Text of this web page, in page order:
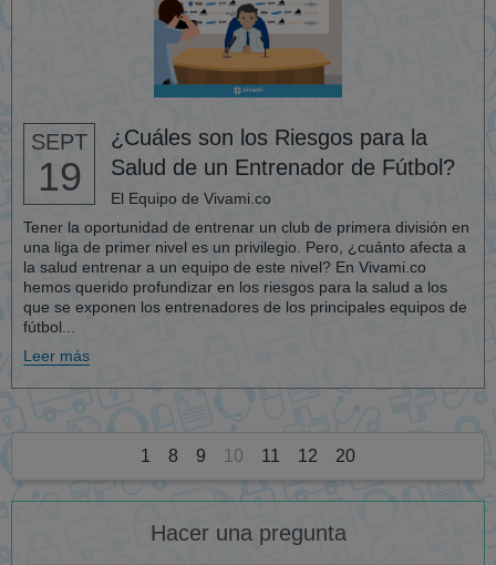
SEPT
19
¿Cuáles son los Riesgos para la
Salud de un Entrenador de Fútbol?
El Equipo de Vivami.co
Tener la oportunidad de entrenar un club de primera división en
una liga de primer nivel es un privilegio. Pero, ¿cuánto afecta a
la salud entrenar a un equipo de este nivel? En Vivami.co
hemos querido profundizar en los riesgos para la salud a los
que se exponen los entrenadores de los principales equipos de
fútbol...
Leer más
1 8 9 10 11 12 20
Hacer una pregunta